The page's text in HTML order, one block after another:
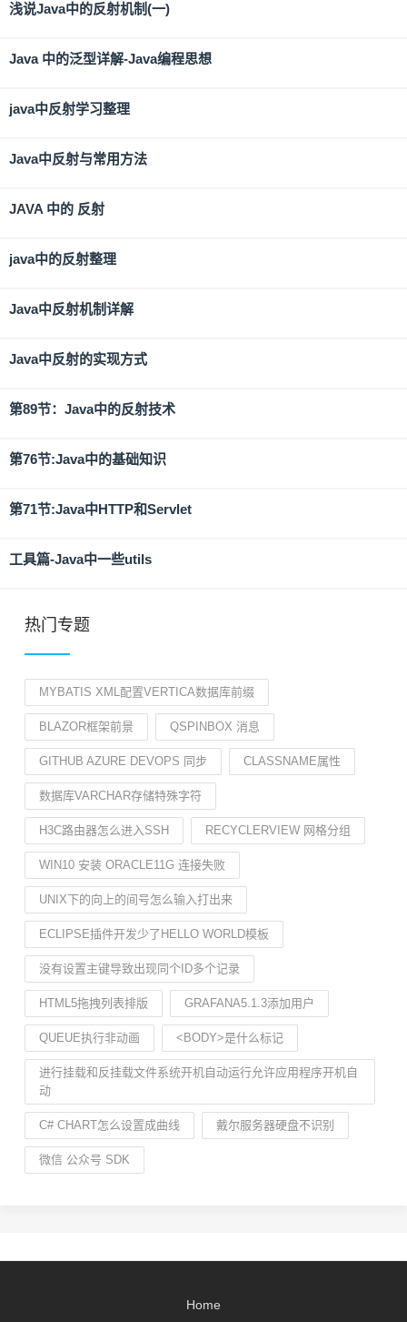
浅说Java中的反射机制(一)
Java 中的泛型详解-Java编程思想
java中反射学习整理
Java中反射与常用方法
JAVA 中的 反射
java中的反射整理
Java中反射机制详解
Java中反射的实现方式
第89节：Java中的反射技术
第76节:Java中的基础知识
第71节:Java中HTTP和Servlet
工具篇-Java中一些utils
热门专题
MYBATIS XML配置VERTICA数据库前缀
BLAZOR框架前景 QSPINBOX 消息
GITHUB AZURE DEVOPS 同步 CLASSNAME属性
数据库VARCHAR存储特殊字符
H3C路由器怎么进入SSH RECYCLERVIEW 网格分组
WIN10 安装 ORACLE11G 连接失败
UNIX下的向上的间号怎么输入打出来
ECLIPSE插件开发少了HELLO WORLD模板
没有设置主键导致出现同个ID多个记录
HTML5拖拽列表排版 GRAFANA5.1.3添加用户
QUEUE执行非动画 <BODY>是什么标记
进行挂载和反挂载文件系统开机自动运行允许应用程序开机自
动
C# CHART怎么设置成曲线 戴尔服务器硬盘不识别
微信 公众号 SDK
Home